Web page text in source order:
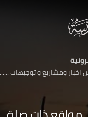
ومشاريع و توجيهات ......